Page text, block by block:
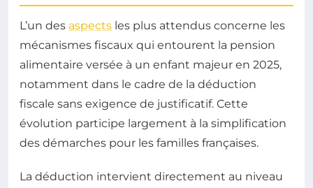
L’un des aspects les plus attendus concerne les
mécanismes fiscaux qui entourent la pension
alimentaire versée à un enfant majeur en 2025,
notamment dans le cadre de la déduction
fiscale sans exigence de justificatif. Cette
évolution participe largement à la simplification
des démarches pour les familles françaises.
La déduction intervient directement au niveau